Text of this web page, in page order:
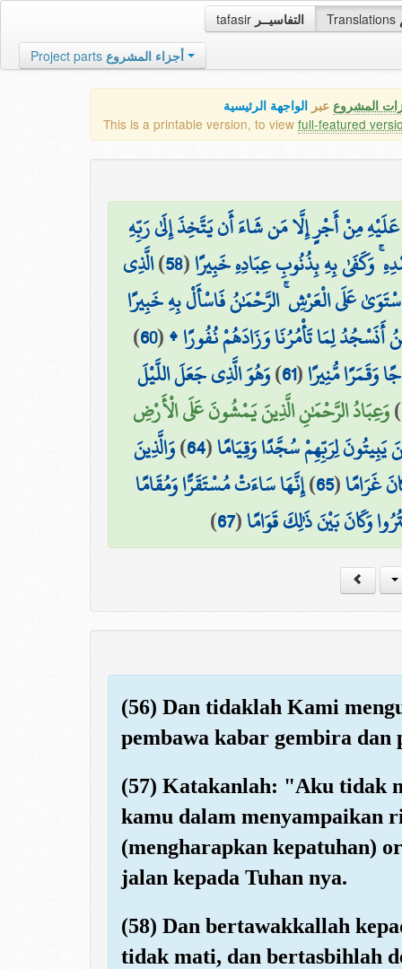
tafasir التفاسيــر Translations
Project parts أجزاء المشروع
المشروع عبر الواجهة الرئيسية
This is a printable version, to view full-featured
مِنْ أَجْرٍ إِلَّا مَن شَاءَ أَن يَتَّخِذَ إِلَىٰ رَبِّهِ
وَكَفَىٰ بِهِ بِذُنُوبِ عِبَادِهِ خَبِيرًا(
58
)الَّذِي
عَلَى الْعَرْشِ ۚ الرَّحْمَٰنُ فَاسْأَلْ بِهِ خَبِيرًا
أَنَسْجُدُ لِمَا تَأْمُرُنَا وَزَادَهُمْ نُفُورًا ۩(
60
)
وَقَمَرًا مُّنِيرًا(
61
)وَهُوَ الَّذِي جَعَلَ اللَّيْلَ
)وَعِبَادُ الرَّحْمَٰنِ الَّذِينَ يَمْشُونَ عَلَى الْأَرْضِ
يَبِيتُونَ لِرَبِّهِمْ سُجَّدًا وَقِيَامًا(
64
)وَالَّذِينَ
غَرَامًا(
65
)إِنَّهَا سَاءَتْ مُسْتَقَرًّا وَمُقَامًا
وَكَانَ بَيْنَ ذَٰلِكَ قَوَامًا(
67
)
(56) Dan tidaklah Kami
pembawa kabar gembira dan
(57) Katakanlah: "Aku tidak
kamu dalam menyampaikan
(mengharapkan kepatuhan)
jalan kepada Tuhan nya.
(58) Dan bertawakkallah
tidak mati, dan bertasbihlah